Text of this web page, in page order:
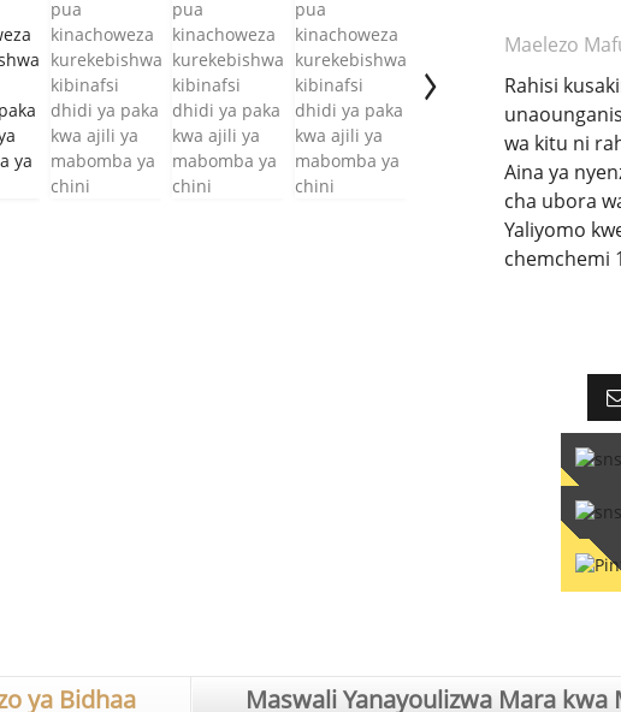
Maelezo
Rahisi
wa kitu ni
Aina ya
cha ubora
Yaliyomo
chemchemi 1
ya Bidhaa
Maswali Yanayoulizwa Mara kwa